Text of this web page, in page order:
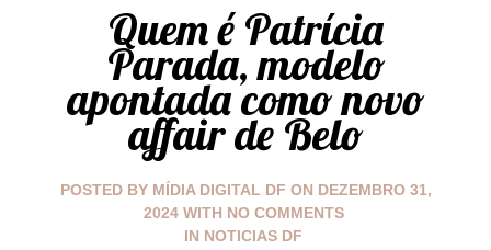
Quem é Patrícia
Parada, modelo
apontada como novo
affair de Belo
POSTED BY MÍDIA DIGITAL DF ON DEZEMBRO 31,
2024WITH NO COMMENTS
IN NOTICIAS DF